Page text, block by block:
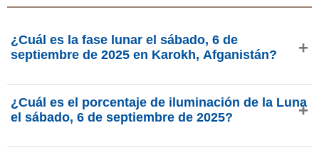
¿Cuál es la fase lunar el sábado, 6 de
septiembre de 2025 en Karokh, Afganistán?
Afganistán, la Luna está en la fase Luna Llena con 98.82%
de iluminación, tiene 13.74 días de edad y se encuentra en
¿Cuál es el porcentaje de iluminación de la Luna
el sábado, 6 de septiembre de 2025?